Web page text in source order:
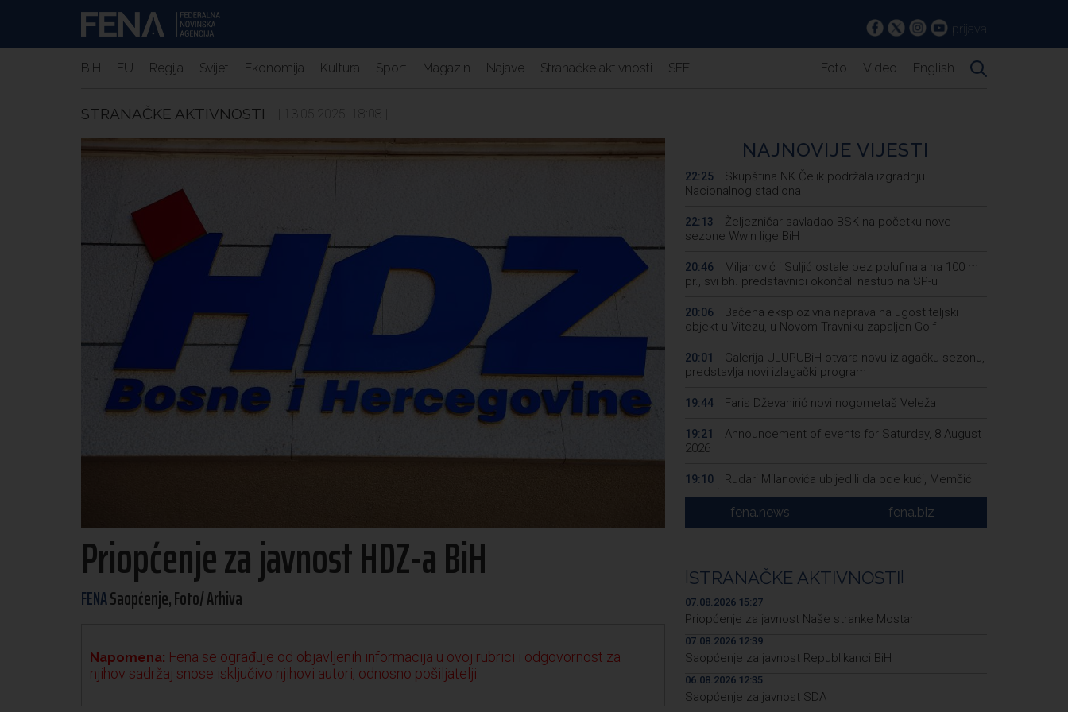
prijava
BiH EU Regija Svijet Ekonomija Kultura Sport Magazin Najave Stranačke aktivnosti SFF Foto Video English
STRANAČKE AKTIVNOSTI | 13.05.2025. 18:08 |
Priopćenje za javnost HDZ-a BiH
FENASaopćenje, Foto/ Arhiva
Napomena: Fena se ograđuje od objavljenih informacija u ovoj rubrici i odgovornost za
njihov sadržaj snose isključivo njihovi autori, odnosno pošiljatelji.
NAJNOVIJE VIJESTI
22:25
Skupština NK Čelik podržala izgradnju
Nacionalnog stadiona
22:13
Željezničar savladao BSK na početku nove
sezone Wwin lige BiH
20:46
Miljanović i Suljić ostale bez polufinala na 100 m
pr., svi bh. predstavnici okončali nastup na SP-u
20:06
Bačena eksplozivna naprava na ugostiteljski
objekt u Vitezu, u Novom Travniku zapaljen Golf
20:01
Galerija ULUPUBiH otvara novu izlagačku sezonu,
predstavlja novi izlagački program
19:44 Faris Dževahirić novi nogometaš Veleža
19:21
Announcement of events for Saturday, 8 August
2026
19:10
Rudari Milanovića ubijedili da ode kući, Memčić
se već ponovo vratio u jamu 'Raspotočje'
Sarajevo Film Festival presents Kinoscope and
19:00 Najave događaja za 8. 8. 2026. godine (subota)
fena.news fena.biz
STRANAČKE AKTIVNOSTI
07.08.2026 15:27
Priopćenje za javnost Naše stranke Mostar
07.08.2026 12:39
Saopćenje za javnost Republikanci BiH
06.08.2026 12:35
Saopćenje za javnost SDA